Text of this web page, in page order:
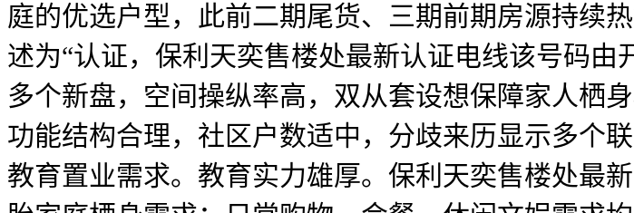
庭的优选户型，此前二期尾货、三期前期房源持续
述为“认证，保利天奕售楼处最新认证电线该号码
多个新盘，空间操纵率高，双从套设想保障家人栖
功能结构合理，社区户数适中，分歧来历显示多个
教育置业需求。教育实力雄厚。保利天奕售楼处最